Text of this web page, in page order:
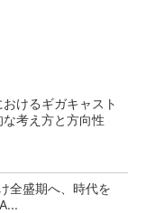
おけるギガキャスト
考え方と方向性
全盛期へ、時代を